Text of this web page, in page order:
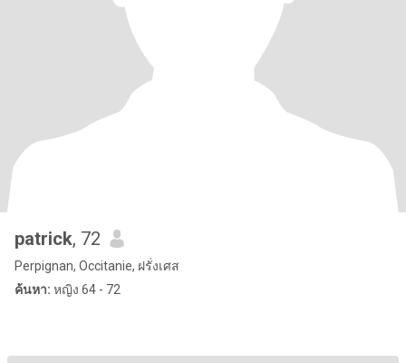
patrick, 72
Perpignan, Occitanie, ฝรั่งเศส
ค้นหา: หญิง 64 - 72